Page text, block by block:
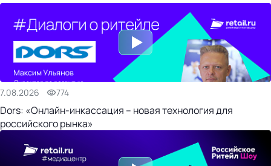
7.08.2026 774
Dors: «Онлайн-инкассация – новая технология для
российского рынка»